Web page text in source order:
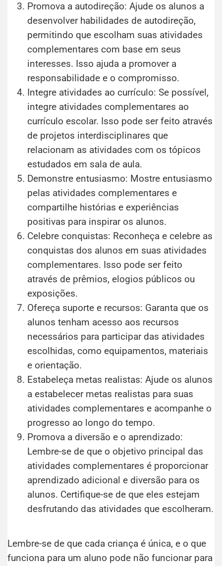
Promova a autodireção: Ajude os alunos a
desenvolver habilidades de autodireção,
permitindo que escolham suas atividades
complementares com base em seus
interesses. Isso ajuda a promover a
responsabilidade e o compromisso.
Integre atividades ao currículo: Se possível,
integre atividades complementares ao
currículo escolar. Isso pode ser feito através
de projetos interdisciplinares que
relacionam as atividades com os tópicos
estudados em sala de aula.
Demonstre entusiasmo: Mostre entusiasmo
pelas atividades complementares e
compartilhe histórias e experiências
positivas para inspirar os alunos.
Celebre conquistas: Reconheça e celebre as
conquistas dos alunos em suas atividades
complementares. Isso pode ser feito
através de prêmios, elogios públicos ou
exposições.
Ofereça suporte e recursos: Garanta que os
alunos tenham acesso aos recursos
necessários para participar das atividades
escolhidas, como equipamentos, materiais
e orientação.
Estabeleça metas realistas: Ajude os alunos
a estabelecer metas realistas para suas
atividades complementares e acompanhe o
progresso ao longo do tempo.
Promova a diversão e o aprendizado:
Lembre-se de que o objetivo principal das
atividades complementares é proporcionar
aprendizado adicional e diversão para os
alunos. Certifique-se de que eles estejam
desfrutando das atividades que escolheram.
Lembre-se de que cada criança é única, e o que
funciona para um aluno pode não funcionar para